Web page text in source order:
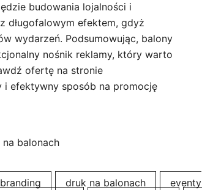
budowania lojalności i
długofalowym efektem, gdyż
wydarzeń. Podsumowując, balony
nośnik reklamy, który warto
ofertę na stronie
i efektywny sposób na promocję
balonach
branding druk na balonach eventy